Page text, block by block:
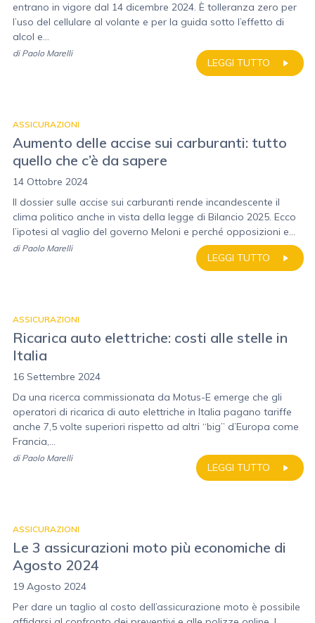
entrano in vigore dal 14 dicembre 2024. È tolleranza zero per
l’uso del cellulare al volante e per la guida sotto l’effetto di
alcol e...
LEGGI TUTTO
di Paolo Marelli
ASSICURAZIONI
Aumento delle accise sui carburanti: tutto
quello che c’è da sapere
14 Ottobre 2024
Il dossier sulle accise sui carburanti rende incandescente il
clima politico anche in vista della legge di Bilancio 2025. Ecco
l’ipotesi al vaglio del governo Meloni e perché opposizioni e...
LEGGI TUTTO
di Paolo Marelli
ASSICURAZIONI
Ricarica auto elettriche: costi alle stelle in
Italia
16 Settembre 2024
Da una ricerca commissionata da Motus-E emerge che gli
operatori di ricarica di auto elettriche in Italia pagano tariffe
anche 7,5 volte superiori rispetto ad altri “big” d’Europa come
Francia,...
LEGGI TUTTO
di Paolo Marelli
ASSICURAZIONI
Le 3 assicurazioni moto più economiche di
Agosto 2024
19 Agosto 2024
Per dare un taglio al costo dell’assicurazione moto è possibile